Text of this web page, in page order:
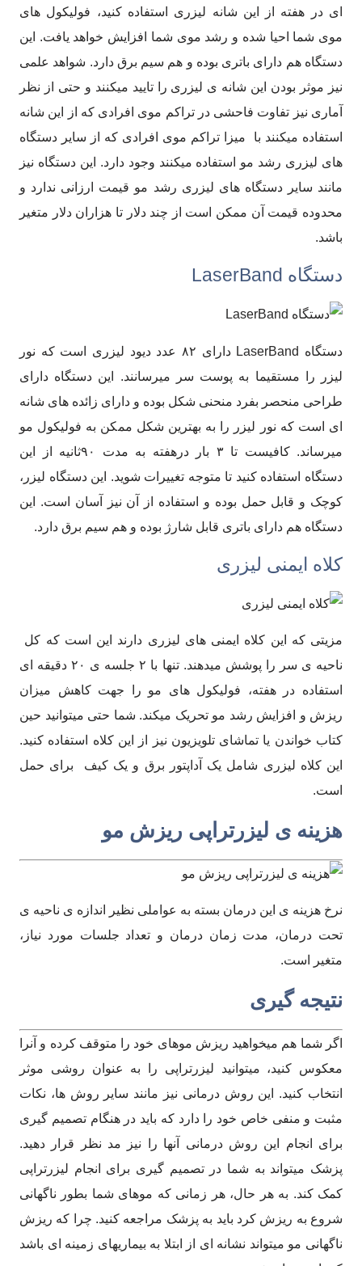
ای در هفته از این شانه لیزری استفاده کنید، فولیکول های
موی شما احیا شده و رشد موی شما افزایش خواهد یافت. این
دستگاه هم دارای باتری بوده و هم سیم برق دارد. شواهد علمی
نیز موثر بودن این شانه ی لیزری را تایید میکنند و حتی از نظر
آماری نیز تفاوت فاحشی در تراکم موی افرادی که از این شانه
استفاده میکنند با میزا تراکم موی افرادی که از سایر دستگاه
های لیزری رشد مو استفاده میکنند وجود دارد. این دستگاه نیز
مانند سایر دستگاه های لیزری رشد مو قیمت ارزانی ندارد و
محدوده قیمت آن ممکن است از چند دلار تا هزاران دلار متغیر
باشد.
دستگاه LaserBand
دستگاه LaserBand دارای ۸۲ عدد دیود لیزری است که نور
لیزر را مستقیما به پوست سر میرسانند. این دستگاه دارای
طراحی منحصر بفرد منحنی شکل بوده و دارای زائده های شانه
ای است که نور لیزر را به بهترین شکل ممکن به فولیکول مو
میرساند. کافیست تا ۳ بار درهفته به مدت ۹۰ثانیه از این
دستگاه استفاده کنید تا متوجه تغییرات شوید. این دستگاه لیزر،
کوچک و قابل حمل بوده و استفاده از آن نیز آسان است. این
دستگاه هم دارای باتری قابل شارژ بوده و هم سیم برق دارد.
کلاه ایمنی لیزری
مزیتی که این کلاه ایمنی های لیزری دارند این است که کل
ناحیه ی سر را پوشش میدهند. تنها با ۲ جلسه ی ۲۰ دقیقه ای
استفاده در هفته، فولیکول های مو را جهت کاهش میزان
ریزش و افزایش رشد مو تحریک میکند. شما حتی میتوانید حین
کتاب خواندن یا تماشای تلویزیون نیز از این کلاه استفاده کنید.
این کلاه لیزری شامل یک آداپتور برق و یک کیف برای حمل
است.
هزینه ی لیزرتراپی ریزش مو
نرخ هزینه ی این درمان بسته به عواملی نظیر اندازه ی ناحیه ی
تحت درمان، مدت زمان درمان و تعداد جلسات مورد نیاز،
متغیر است.
نتیجه گیری
اگر شما هم میخواهید ریزش موهای خود را متوقف کرده و آنرا
معکوس کنید، میتوانید لیزرتراپی را به عنوان روشی موثر
انتخاب کنید. این روش درمانی نیز مانند سایر روش ها، نکات
مثبت و منفی خاص خود را دارد که باید در هنگام تصمیم گیری
برای انجام این روش درمانی آنها را نیز مد نظر قرار دهید.
پزشک میتواند به شما در تصمیم گیری برای انجام لیزرتراپی
کمک کند. به هر حال، هر زمانی که موهای شما بطور ناگهانی
شروع به ریزش کرد باید به پزشک مراجعه کنید. چرا که ریزش
ناگهانی مو میتواند نشانه ای از ابتلا به بیماریهای زمینه ای باشد